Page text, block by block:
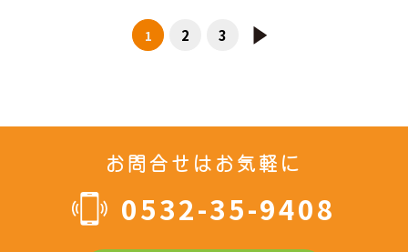
1 2 3
お問合せはお気軽に
0532-35-9408